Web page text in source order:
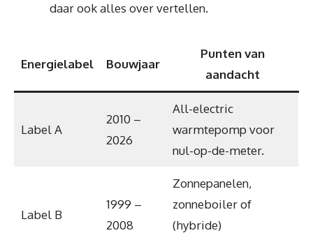
daar ook alles over vertellen.
Energielabel Bouwjaar
Punten van
aandacht
Label A
2010 –
2026
All-electric
warmtepomp voor
nul-op-de-meter.
Label B
1999 –
2008
Zonnepanelen,
zonneboiler of
(hybride)